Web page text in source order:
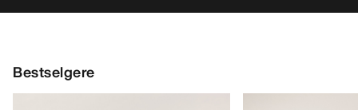
Bestselgere